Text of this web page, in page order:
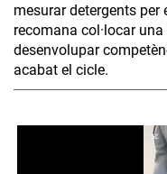
mesurar detergents
recomana col·locar
desenvolupar
acabat el cicle.